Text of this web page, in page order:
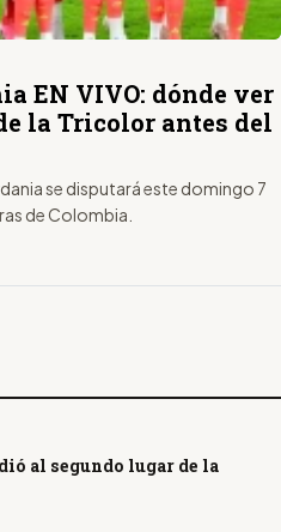
EN VIVO: dónde ver
la Tricolor antes del
se disputará este domingo 7
de Colombia.
al segundo lugar de la